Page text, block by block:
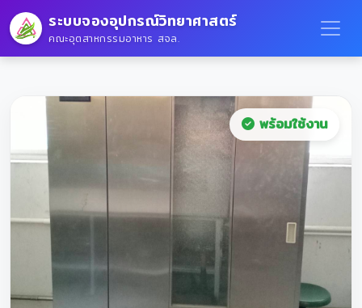
ระบบจองอุปกรณ์วิทยาศาสตร์
คณะอุตสาหกรรมอาหาร สจล.
พร้อมใช้งาน